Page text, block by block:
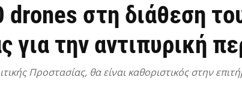
στη διάθεση
για την αντιπυρική
Προστασίας, θα είναι καθοριστικός στην